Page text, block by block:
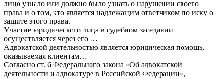
лицо узнало или должно было узнать о нарушении своего
права и о том, кто является надлежащим ответчиком по иску о
защите этого права.
Участие юридического лица в судебном заседании
осуществляется через его …
Адвокатской деятельностью является юридическая помощь,
оказываемая клиентам…
Согласно ст. 6 Федерального закона «Об адвокатской
деятельности и адвокатуре в Российской Федерации»,